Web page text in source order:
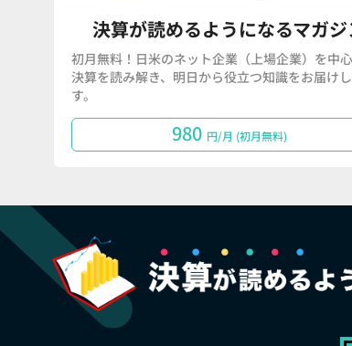
決算が読めるようになるマガジ
初月無料！日米のネット企業（上場企業）を中心
決算を読み解き、明日から役立つ知識をお届け
す。
980 円/月 (初月無料)